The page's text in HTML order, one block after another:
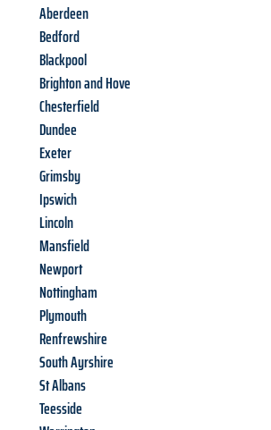
Aberdeen
Bedford
Blackpool
Brighton and Hove
Chesterfield
Dundee
Exeter
Grimsby
Ipswich
Lincoln
Mansfield
Newport
Nottingham
Plymouth
Renfrewshire
South Ayrshire
St Albans
Teesside